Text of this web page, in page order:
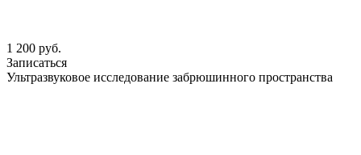
1 200 руб.
Записаться
Ультразвуковое исследование забрюшинного пространства